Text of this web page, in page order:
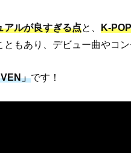
アルが良すぎる点と、 K-
もあり、デビュー曲やコ
」です！